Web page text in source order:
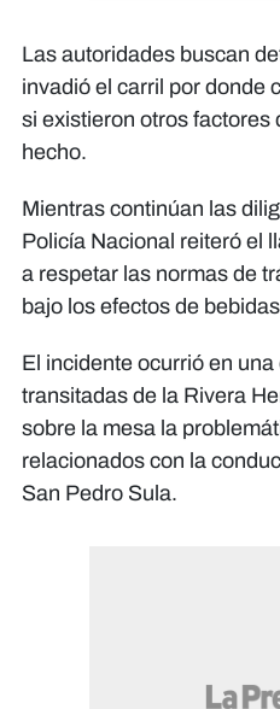
Las autoridades buscan
invadió el carril por donde
si existieron otros factores
hecho.
Mientras continúan las
Policía Nacional reiteró el
a respetar las normas de
bajo los efectos de
El incidente ocurrió en
transitadas de la Rivera
sobre la mesa la
relacionados con la
San Pedro Sula.